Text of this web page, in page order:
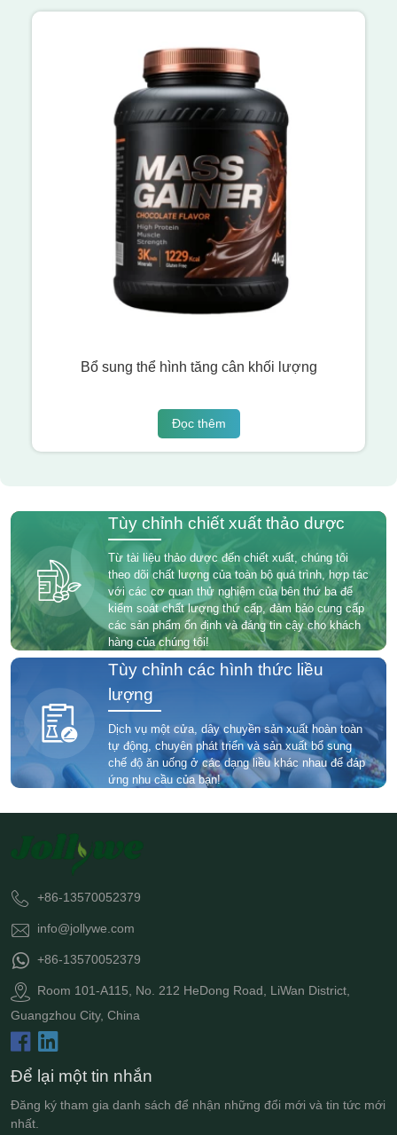
Bổ sung thể hình tăng cân khối lượng
Đọc thêm
Tùy chỉnh chiết xuất thảo dược
Từ tài liệu thảo dược đến chiết xuất, chúng tôi
theo dõi chất lượng của toàn bộ quá trình, hợp tác
với các cơ quan thử nghiệm của bên thứ ba để
kiểm soát chất lượng thứ cấp, đảm bảo cung cấp
các sản phẩm ổn định và đáng tin cậy cho khách
hàng của chúng tôi!
Tùy chỉnh các hình thức liều
lượng
Dịch vụ một cửa, dây chuyền sản xuất hoàn toàn
tự động, chuyên phát triển và sản xuất bổ sung
chế độ ăn uống ở các dạng liều khác nhau để đáp
ứng nhu cầu của bạn!
+86-13570052379
info@jollywe.com
+86-13570052379
Room 101-A115, No. 212 HeDong Road, LiWan District,
Guangzhou City, China
Để lại một tin nhắn
Đăng ký tham gia danh sách để nhận những đổi mới và tin tức mới
nhất.